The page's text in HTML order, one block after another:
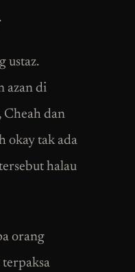
ustaz.
azan di
Cheah dan
okay tak ada
halau
orang
terpaksa